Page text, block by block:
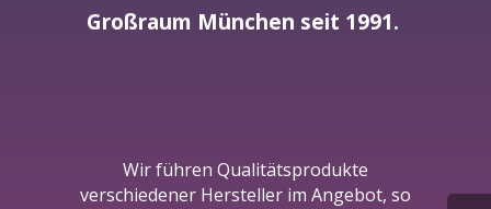
Großraum München seit 1991.
Wir führen Qualitätsprodukte
verschiedener Hersteller im Angebot, so